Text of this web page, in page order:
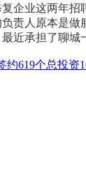
业这两年招聘
人原本是做服
近承担了聊城
约619个总投资